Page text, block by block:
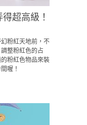
超高級！
粉紅天地前，不
整粉紅色的占
粉紅色物品來裝
喔！